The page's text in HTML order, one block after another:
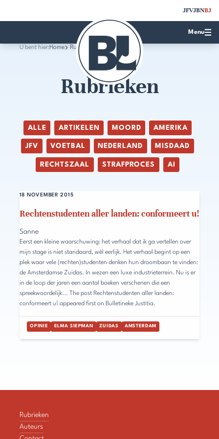
JFVJBNBJ
Menu
U bent hier:Home Rubrieken
Rubrieken
ALLE ARTIKELEN MOORD AMERIKA
JFV VOETBAL NEDERLAND MISDAAD
RECHTSZAAL STRAFPROCES AI
Rechtenstudenten aller landen: conformeert u!
18 NOVEMBER 2015
Sanne
Eerst een kleine waarschuwing: het verhaal dat ik ga vertellen over
mijn stage is niet standaard, wél eerlijk. Het verhaal begint op een
plek waar vele (rechten)studenten denken hun droombaan te vinden:
de Amsterdamse Zuidas. In wezen een luxe industrieterrein. Nu is er
in de loop der jaren een aantal boeken verschenen die een
spreekwoordelijk... The post Rechtenstudenten aller landen:
conformeert u! appeared first on Bulletineke Justitia.
OPINIE ELMA SIEPMAN ZUIDAS AMSTERDAM
Rubrieken
Auteurs